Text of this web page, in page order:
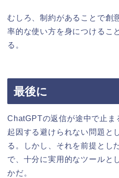
むしろ、制約があることで創
率的な使い方を身につけるこ
る。
最後に
ChatGPTの返信が途中で止ま
起因する避けられない問題と
る。しかし、それを前提とし
で、十分に実用的なツールと
かだ。